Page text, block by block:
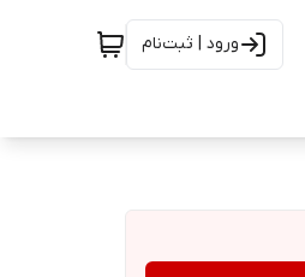
ورود | ثبت‌نام